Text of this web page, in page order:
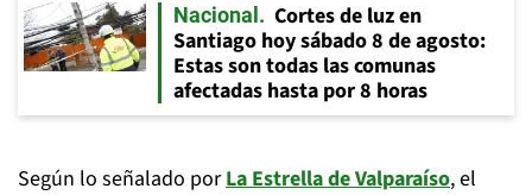
Nacional
Cortes de luz en
Santiago hoy sábado 8 de agosto:
Estas son todas las comunas
afectadas hasta por 8 horas
Según lo señalado porLa Estrella de Valparaíso, el